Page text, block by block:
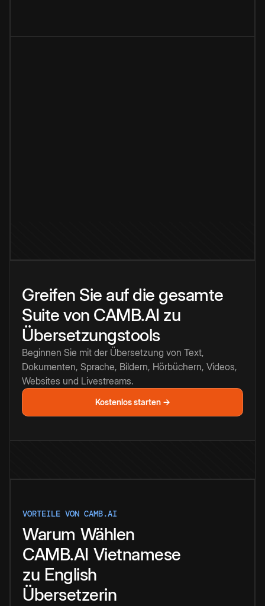
Greifen Sie auf die gesamte
Suite von CAMB.AI zu
Übersetzungstools
Beginnen Sie mit der Übersetzung von Text,
Dokumenten, Sprache, Bildern, Hörbüchern, Videos,
Websites und Livestreams.
Kostenlos starten →
VORTEILE VON CAMB.AI
Warum Wählen
CAMB.AI Vietnamese
zu English
Übersetzerin